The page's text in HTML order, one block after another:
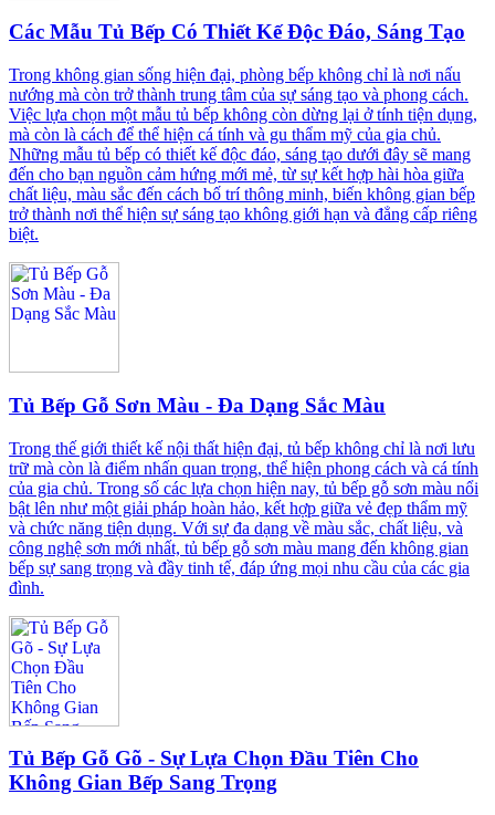
Các Mẫu Tủ Bếp Có Thiết Kế Độc Đáo, Sáng Tạo
Trong không gian sống hiện đại, phòng bếp không chỉ là nơi nấu
nướng mà còn trở thành trung tâm của sự sáng tạo và phong cách.
Việc lựa chọn một mẫu tủ bếp không còn dừng lại ở tính tiện dụng,
mà còn là cách để thể hiện cá tính và gu thẩm mỹ của gia chủ.
Những mẫu tủ bếp có thiết kế độc đáo, sáng tạo dưới đây sẽ mang
đến cho bạn nguồn cảm hứng mới mẻ, từ sự kết hợp hài hòa giữa
chất liệu, màu sắc đến cách bố trí thông minh, biến không gian bếp
trở thành nơi thể hiện sự sáng tạo không giới hạn và đẳng cấp riêng
biệt.
Tủ Bếp Gỗ Sơn Màu - Đa Dạng Sắc Màu
Trong thế giới thiết kế nội thất hiện đại, tủ bếp không chỉ là nơi lưu
trữ mà còn là điểm nhấn quan trọng, thể hiện phong cách và cá tính
của gia chủ. Trong số các lựa chọn hiện nay, tủ bếp gỗ sơn màu nổi
bật lên như một giải pháp hoàn hảo, kết hợp giữa vẻ đẹp thẩm mỹ
và chức năng tiện dụng. Với sự đa dạng về màu sắc, chất liệu, và
công nghệ sơn mới nhất, tủ bếp gỗ sơn màu mang đến không gian
bếp sự sang trọng và đầy tinh tế, đáp ứng mọi nhu cầu của các gia
đình.
Tủ Bếp Gỗ Gõ - Sự Lựa Chọn Đầu Tiên Cho
Không Gian Bếp Sang Trọng